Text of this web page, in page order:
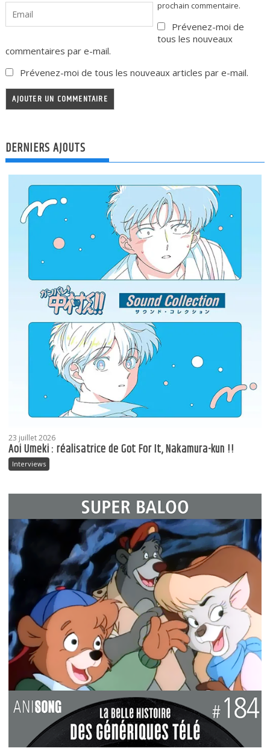
prochain commentaire.
Prévenez-moi de
tous les nouveaux
commentaires par e-mail.
Prévenez-moi de tous les nouveaux articles par e-mail.
DERNIERS AJOUTS
23 juillet 2026
Aoi Umeki : réalisatrice de Got For It, Nakamura-kun !!
Interviews